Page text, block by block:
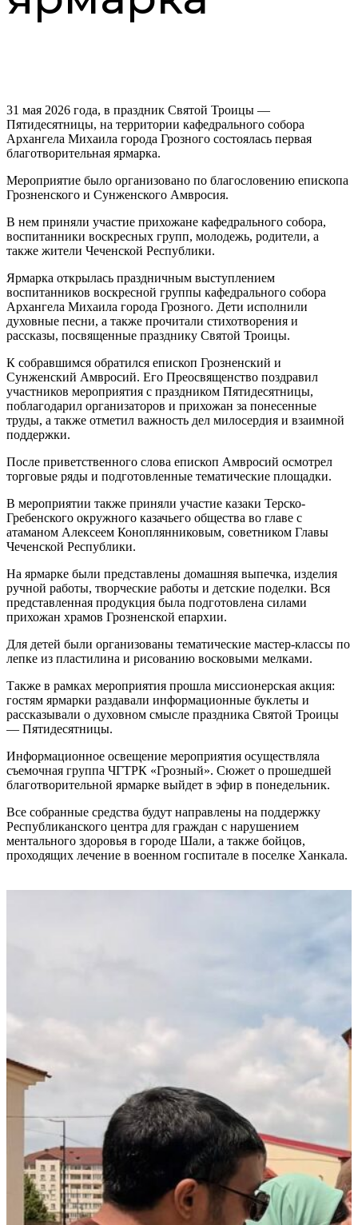
31 мая 2026 года, в праздник Святой Троицы —
Пятидесятницы, на территории кафедрального собора
Архангела Михаила города Грозного состоялась первая
благотворительная ярмарка.
Мероприятие было организовано по благословению епископа
Грозненского и Сунженского Амвросия.
В нем приняли участие прихожане кафедрального собора,
воспитанники воскресных групп, молодежь, родители, а
также жители Чеченской Республики.
Ярмарка открылась праздничным выступлением
воспитанников воскресной группы кафедрального собора
Архангела Михаила города Грозного. Дети исполнили
духовные песни, а также прочитали стихотворения и
рассказы, посвященные празднику Святой Троицы.
К собравшимся обратился епископ Грозненский и
Сунженский Амвросий. Его Преосвященство поздравил
участников мероприятия с праздником Пятидесятницы,
поблагодарил организаторов и прихожан за понесенные
труды, а также отметил важность дел милосердия и взаимной
поддержки.
После приветственного слова епископ Амвросий осмотрел
торговые ряды и подготовленные тематические площадки.
В мероприятии также приняли участие казаки Терско-
Гребенского окружного казачьего общества во главе с
атаманом Алексеем Коноплянниковым, советником Главы
Чеченской Республики.
На ярмарке были представлены домашняя выпечка, изделия
ручной работы, творческие работы и детские поделки. Вся
представленная продукция была подготовлена силами
прихожан храмов Грозненской епархии.
Для детей были организованы тематические мастер-классы по
лепке из пластилина и рисованию восковыми мелками.
Также в рамках мероприятия прошла миссионерская акция:
гостям ярмарки раздавали информационные буклеты и
рассказывали о духовном смысле праздника Святой Троицы
— Пятидесятницы.
Информационное освещение мероприятия осуществляла
съемочная группа ЧГТРК «Грозный». Сюжет о прошедшей
благотворительной ярмарке выйдет в эфир в понедельник.
Все собранные средства будут направлены на поддержку
Республиканского центра для граждан с нарушением
ментального здоровья в городе Шали, а также бойцов,
проходящих лечение в военном госпитале в поселке Ханкала.